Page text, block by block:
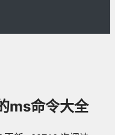
ms命令大全